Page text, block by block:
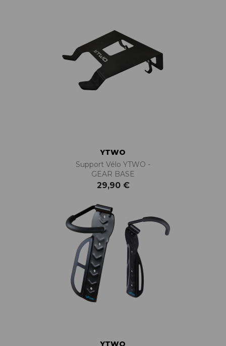
YTWO
Support Vélo YTWO -
GEAR BASE
29,90 €